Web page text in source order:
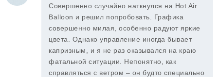
Совершенно случайно наткнулся на Hot Air
Balloon и решил попробовать. Графика
совершенно милая, особенно радуют яркие
цвета. Однако управление иногда бывает
капризным, и я не раз оказывался на краю
фатальной ситуации. Непонятно, как
справляться с ветром – он будто специально